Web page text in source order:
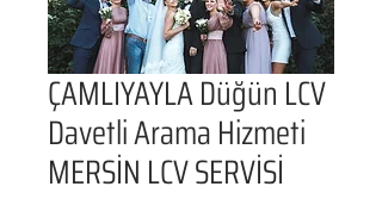
ÇAMLIYAYLA Düğün LCV
Davetli Arama Hizmeti
MERSİN LCV SERVİSİ